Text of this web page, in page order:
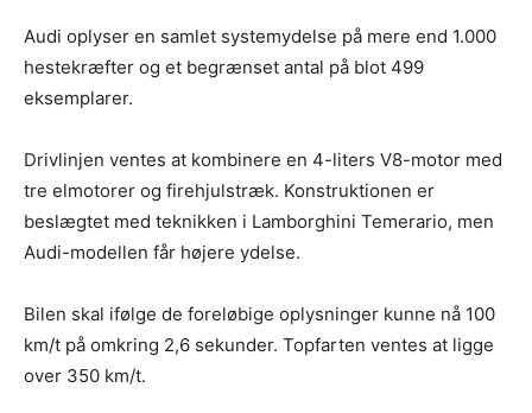
Audi oplyser en samlet systemydelse på mere end 1.000
hestekræfter og et begrænset antal på blot 499
eksemplarer.
Drivlinjen ventes at kombinere en 4-liters V8-motor med
tre elmotorer og firehjulstræk. Konstruktionen er
beslægtet med teknikken i Lamborghini Temerario, men
Audi-modellen får højere ydelse.
Bilen skal ifølge de foreløbige oplysninger kunne nå 100
km/t på omkring 2,6 sekunder. Topfarten ventes at ligge
over 350 km/t.